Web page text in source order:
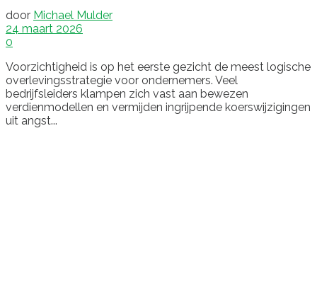
door Michael Mulder
24 maart 2026
0
Voorzichtigheid is op het eerste gezicht de meest logische
overlevingsstrategie voor ondernemers. Veel
bedrijfsleiders klampen zich vast aan bewezen
verdienmodellen en vermijden ingrijpende koerswijzigingen
uit angst...